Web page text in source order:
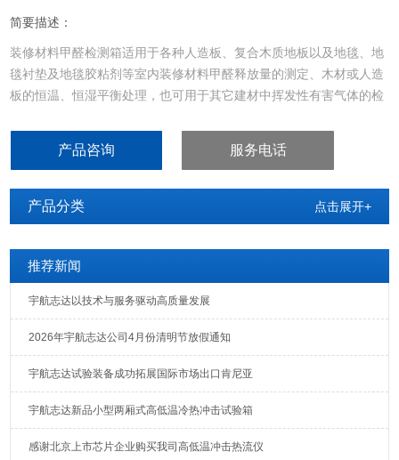
简要描述：
装修材料甲醛检测箱适用于各种人造板、复合木质地板以及地毯、地
毯衬垫及地毯胶粘剂等室内装修材料甲醛释放量的测定、木材或人造
板的恒温、恒湿平衡处理，也可用于其它建材中挥发性有害气体的检
产品咨询 服务电话
产品分类 点击展开+
推荐新闻
宇航志达以技术与服务驱动高质量发展
2026年宇航志达公司4月份清明节放假通知
宇航志达试验装备成功拓展国际市场出口肯尼亚
宇航志达新品小型两厢式高低温冷热冲击试验箱
感谢北京上市芯片企业购买我司高低温冲击热流仪